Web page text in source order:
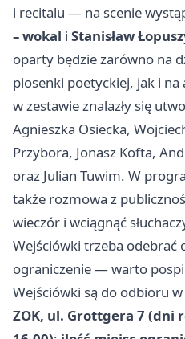
i recitalu — na scenie
– wokal i Stanisław
oparty będzie zarówno na
piosenki poetyckiej, jak i
w zestawie znalazły się
Agnieszka Osiecka,
Przybora, Jonasz Kofta,
oraz Julian Tuwim. W
także rozmowa z
wieczór i wciągnąć
Wejściówki trzeba odebrać
ograniczenie — warto
Wejściówki są do odbioru w
ZOK, ul. Grottgera 7 (dni